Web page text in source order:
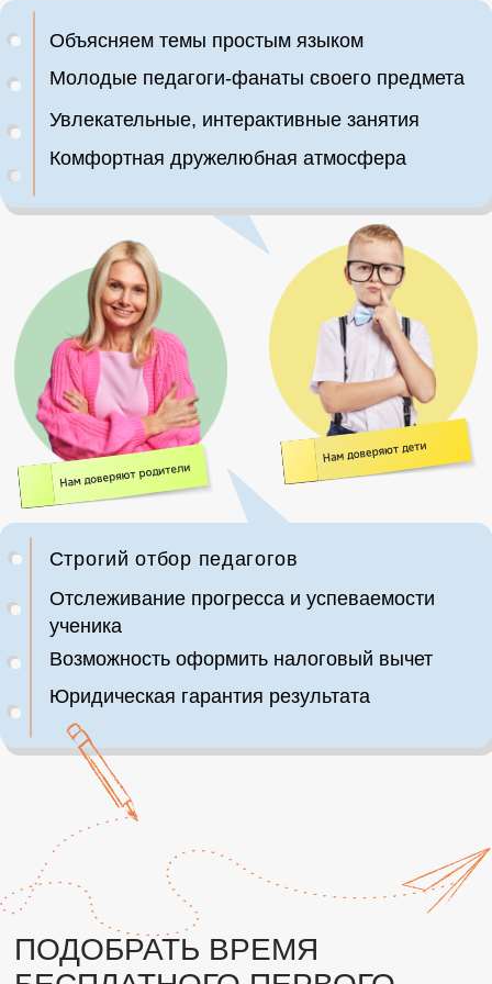
Нажимая на кнопку, я соглашаюсь с условиями
положения по обработке персональных данных
отправить
Пожалуйста, заполните форму
и в ближайшее время мы свяжемся
ЗАПИСАТЬСЯ НА
БЕСПЛАТНОЕ ПРОБНОЕ
5 450 ₽ / мес.
Программирование
на Python
1 раз в неделю
1 занятие 80 минут